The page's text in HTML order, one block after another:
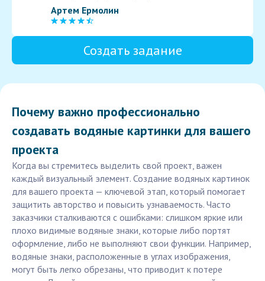
Артем Ермолин
Создать задание
Почему важно профессионально
создавать водяные картинки для вашего
проекта
Когда вы стремитесь выделить свой проект, важен
каждый визуальный элемент. Создание водяных картинок
для вашего проекта — ключевой этап, который помогает
защитить авторство и повысить узнаваемость. Часто
заказчики сталкиваются с ошибками: слишком яркие или
плохо видимые водяные знаки, которые либо портят
оформление, либо не выполняют свои функции. Например,
водяные знаки, расположенные в углах изображения,
могут быть легко обрезаны, что приводит к потере